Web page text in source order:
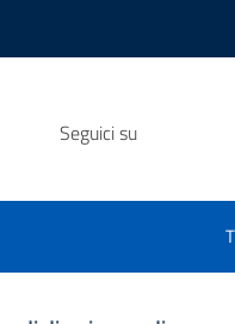
Seguici su